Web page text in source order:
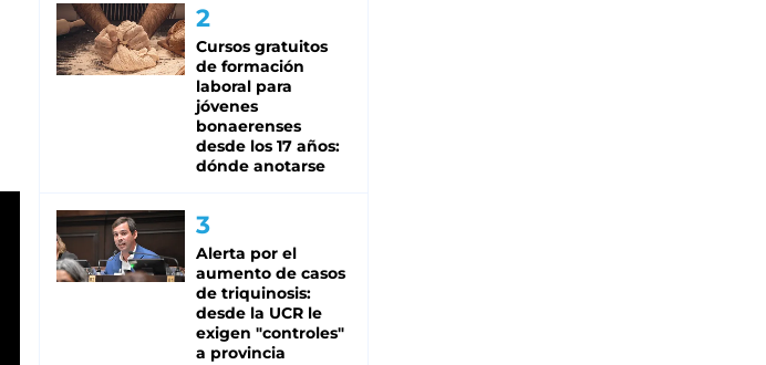
Cursos gratuitos
de formación
laboral para
jóvenes
bonaerenses
desde los 17 años:
dónde anotarse
Alerta por el
aumento de casos
de triquinosis:
desde la UCR le
exigen "controles"
a provincia